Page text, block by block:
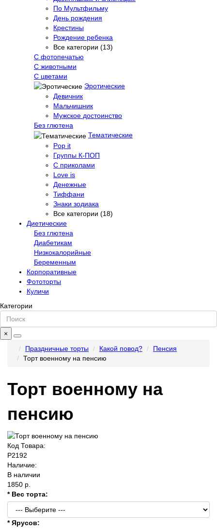
По Мультфильму
День рождения
Крестины
Рождение ребенка
Все категории (13)
С фотопечатью
C животными
С цветами
Эротические
Девичник
Мальчишник
Мужское достоинство
Без глютена
Тематические
Pop it
Группы К-ПОП
С приколами
Love is
Денежные
Тиффани
Знаки зодиака
Все категории (18)
Диетические
Без глютена
Диабетикам
Низкокалорийные
Беременным
Корпоративные
Фототорты
Куличи
Категории
×
Праздничные торты
Какой повод?
Пенсия
Торт военному на пенсию
Торт военному на
пенсию
Код Товара:
P2192
Наличие:
В наличии
1850 р.
* Вес торта:
* Ярусов: